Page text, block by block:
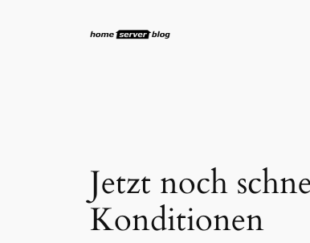
Jetzt noch
Konditionen